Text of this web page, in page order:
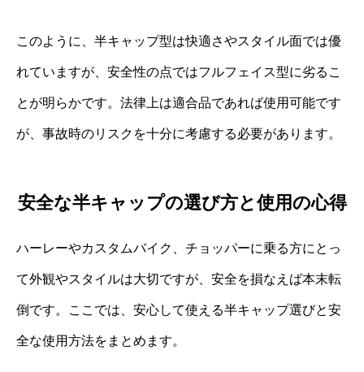
このように、半キャップ型は快適さやスタイル面では優
れていますが、安全性の点ではフルフェイス型に劣るこ
とが明らかです。法律上は適合品であれば使用可能です
が、事故時のリスクを十分に考慮する必要があります。
安全な半キャップの選び方と使用の心得
ハーレーやカスタムバイク、チョッパーに乗る方にとっ
て外観やスタイルは大切ですが、安全を損なえば本末転
倒です。ここでは、安心して使える半キャップ選びと安
全な使用方法をまとめます。